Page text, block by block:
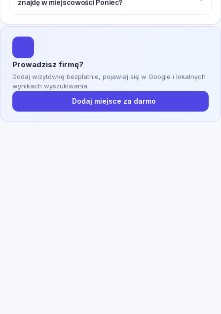
znajdę w miejscowości Poniec?
Prowadzisz firmę?
Dodaj wizytówkę bezpłatnie, pojawiaj się w Google i lokalnych
wynikach wyszukiwania.
Dodaj miejsce za darmo